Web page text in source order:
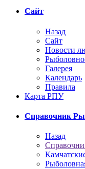
Сайт
Назад
Сайт
Новости
Галерея
Календарь
Правила
Карта РПУ
Справочник
Назад